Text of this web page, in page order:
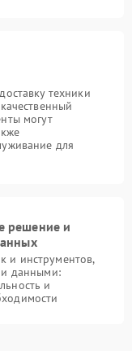
техники
могут
для
решение и
и инструментов,
данными:
и